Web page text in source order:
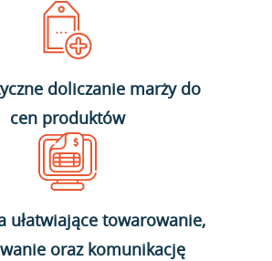
doliczanie marży do
cen produktów
ułatwiające towarowanie,
oraz komunikację